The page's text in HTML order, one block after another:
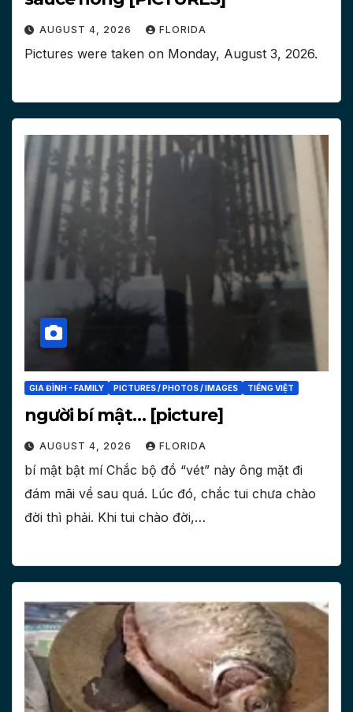
AUGUST 4, 2026 FLORIDA
Pictures were taken on ‎Monday, ‎August ‎3, ‎2026.
GIA ĐÌNH - FAMILY PICTURES / PHOTOS / IMAGES TIẾNG VIỆT
người bí mật… [picture]
AUGUST 4, 2026 FLORIDA
bí mật bật mí Chắc bộ đồ “vét” này ông mặt đi
đám mãi về sau quá. Lúc đó, chắc tui chưa chào
đời thì phải. Khi tui chào đời,…